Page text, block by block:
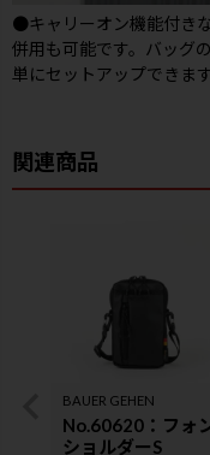
●キャリーオン機能付き
併用も可能です。バッグ
単にセットアップできま
BAUER GEHEN
No.60620：フォ
ショルダーS